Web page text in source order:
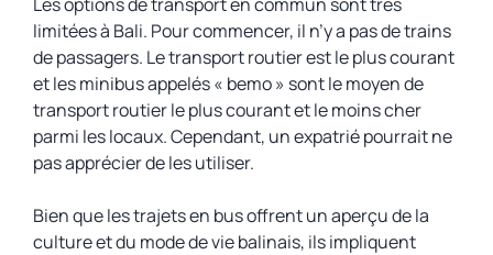
limitées à Bali. Pour commencer, il n’y a pas de trains
de passagers. Le transport routier est le plus courant
et les minibus appelés « bemo » sont le moyen de
transport routier le plus courant et le moins cher
parmi les locaux. Cependant, un expatrié pourrait ne
pas apprécier de les utiliser.
Bien que les trajets en bus offrent un aperçu de la
culture et du mode de vie balinais, ils impliquent